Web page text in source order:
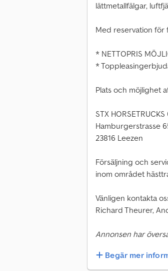
lättmetallfälgar,
Med reservation för
* NETTOPRIS
*
Plats och möjlighet
STX
Hamburgerstrasse
23816 Leezen
Försäljning och
inom området
Vänligen kontakta
Richard Theurer,
Annonsen har
Begär mer